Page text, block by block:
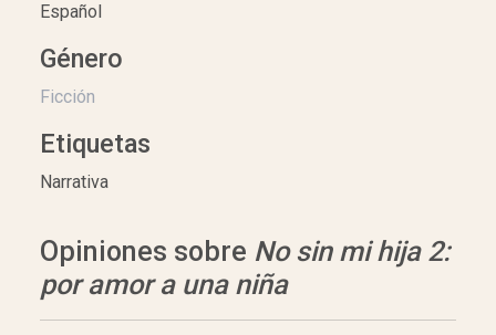
Español
Género
Ficción
Etiquetas
Narrativa
Opiniones sobre No sin mi hija 2:
por amor a una niña